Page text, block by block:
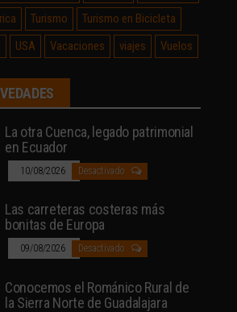
Turismo
Turismo en Bicicleta
USA Vacaciones viajes Vuelos
La otra Cuenca, legado patrimonial
en Ecuador
10/08/2026 Desactivado
Las carreteras costeras más
bonitas de Europa
09/08/2026 Desactivado
Conocemos el Románico Rural de
la Sierra Norte de Guadalajara